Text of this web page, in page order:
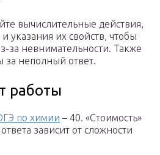
вычислительные действия,
указания их свойств, чтобы
за невнимательности. Также
за неполный ответ.
работы
по химии – 40. «Стоимость»
зависит от сложности